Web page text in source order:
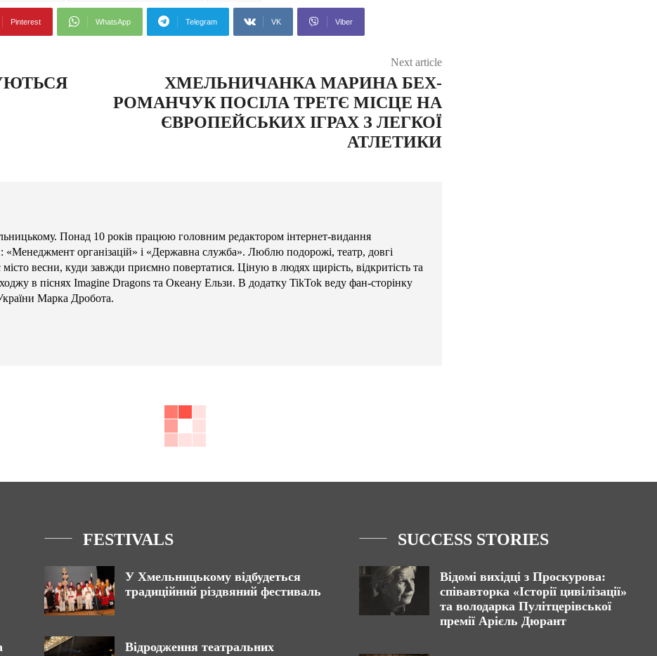
Pinterest WhatsApp Telegram VK Viber
Next article
ХМЕЛЬНИЧАНКА МАРИНА БЕХ-
РОМАНЧУК ПОСІЛА ТРЕТЄ МІСЦЕ НА
ЄВРОПЕЙСЬКИХ ІГРАХ З ЛЕГКОЇ
АТЛЕТИКИ
Понад 10 років працюю головним редактором інтернет-видання
організацій» і «Державна служба». Люблю подорожі, театр, довгі
весни, куди завжди приємно повертатися. Ціную в людях щирість, відкритість та
в піснях Imagine Dragons та Океану Ельзи. В додатку TikTok веду фан-сторінку
Марка Дробота.
FESTIVALS
У Хмельницькому відбудеться
традиційний різдвяний фестиваль
Відродження театральних
SUCCESS STORIES
Відомі вихідці з Проскурова:
співавторка «Історії цивілізації»
та володарка Пулітцерівської
премії Арієль Дюрант